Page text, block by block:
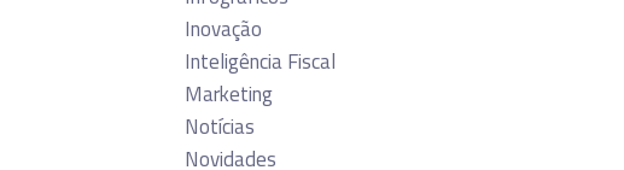
Inovação
Inteligência Fiscal
Marketing
Notícias
Novidades